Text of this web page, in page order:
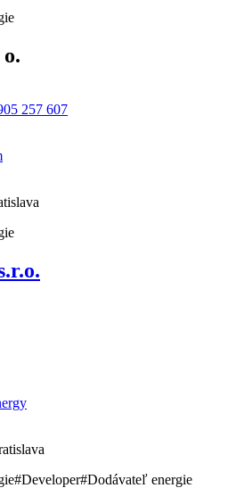
257 607
#Developer#Dodávateľ energie